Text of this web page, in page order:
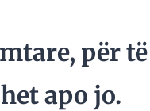
për
apo jo.